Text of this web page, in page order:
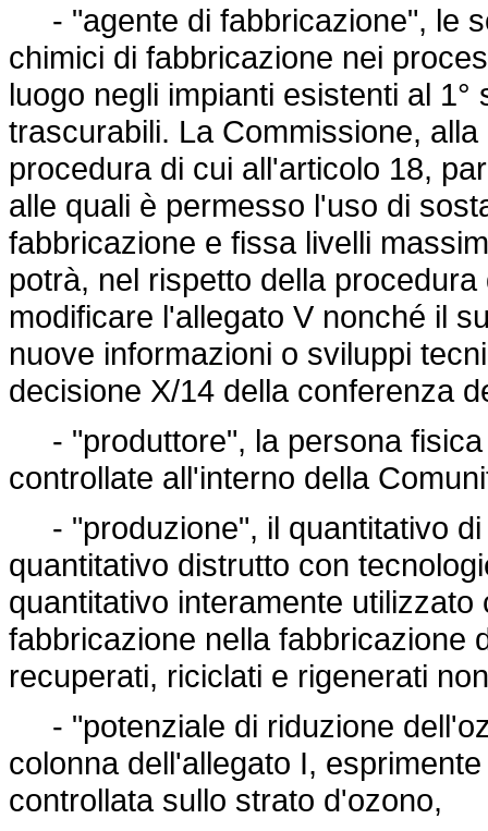
- "agente di fabbricazione", le
chimici di fabbricazione nei
luogo negli impianti esistenti al
trascurabili. La Commissione,
procedura di cui all'articolo 18,
alle quali è permesso l'uso di
fabbricazione e fissa livelli
potrà, nel rispetto della
modificare l'allegato V nonché il
nuove informazioni o sviluppi
decisione X/14 della conferenza
- "produttore", la persona fisica
controllate all'interno della
- "produzione", il quantitativo di
quantitativo distrutto con
quantitativo interamente
fabbricazione nella fabbricazione
recuperati, riciclati e rigenerati
- "potenziale di riduzione
colonna dell'allegato I,
controllata sullo strato d'ozono,